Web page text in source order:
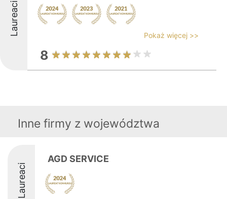
Laureaci Pokaż więcej >>
8
Inne firmy z województwa
Laureaci
AGD SERVICE